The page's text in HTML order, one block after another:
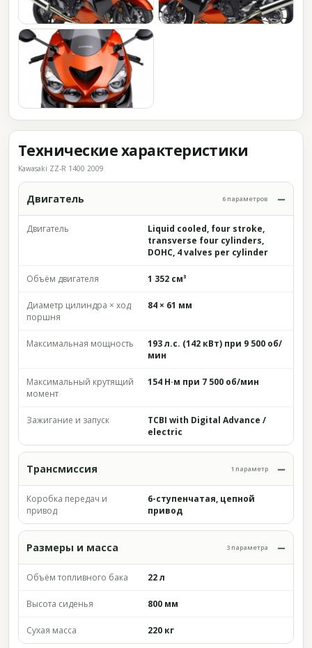
Технические характеристики
Kawasaki ZZ-R 1400 2009
Двигатель 6 параметров
Двигатель
Liquid cooled, four stroke,
transverse four cylinders,
DOHC, 4 valves per cylinder
Объём двигателя 1 352 см³
Диаметр цилиндра × ход
поршня
84 × 61 мм
Максимальная мощность
193 л.с. (142 кВт) при 9 500 об/
мин
Максимальный крутящий
момент
154 Н·м при 7 500 об/мин
Зажигание и запуск
TCBI with Digital Advance /
electric
Трансмиссия 1 параметр
Коробка передач и
привод
6-ступенчатая, цепной
привод
Размеры и масса 3 параметра
Объём топливного бака 22 л
Высота сиденья 800 мм
Сухая масса 220 кг